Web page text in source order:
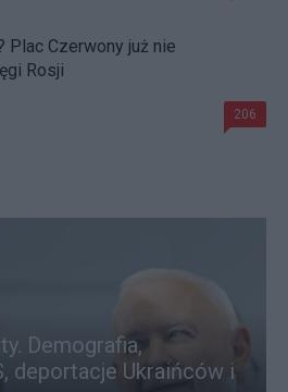
Plac Czerwony już nie
Rosji
206
Demografia,
deportacje Ukraińców i